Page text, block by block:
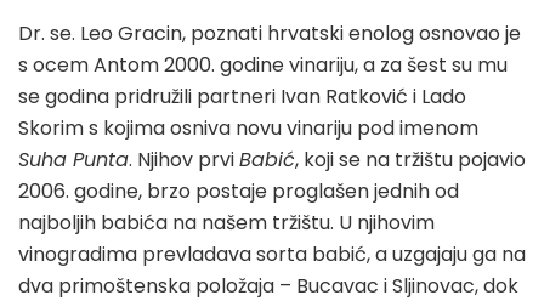
Dr. se. Leo Gracin, poznati hrvatski enolog osnovao je
s ocem Antom 2000. godine vinariju, a za šest su mu
se godina pridružili partneri Ivan Ratković i Lado
Skorim s kojima osniva novu vinariju pod imenom
Suha Punta. Njihov prviBabić, koji se na tržištu pojavio
2006. godine, brzo postaje proglašen jednih od
najboljih babića na našem tržištu. U njihovim
vinogradima prevladava sorta babić, a uzgajaju ga na
dva primoštenska položaja – Bucavac i Sljinovac, dok